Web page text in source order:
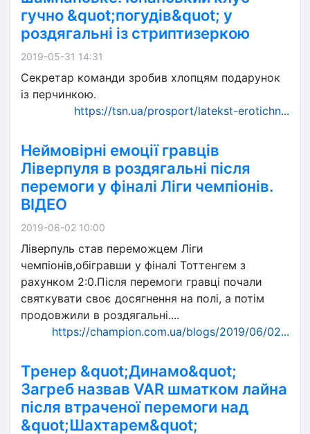
гучно &quot;погудів&quot; у
роздягальні із стриптизеркою
2019-05-31 14:31
Секретар команди зробив хлопцям подарунок
із перчинкою.
https://tsn.ua/prosport/latekst-erotichn...
Неймовірні емоції гравців
Ліверпуля в роздягальні після
перемоги у фіналі Ліги чемпіонів.
ВІДЕО
2019-06-02 10:00
Ліверпуль став переможцем Ліги
чемпіонів,обігравши у фіналі Тоттенгем з
рахунком 2:0.Після перемоги гравці почали
святкувати своє досягнення на полі, а потім
продовжили в роздягальні....
https://champion.com.ua/blogs/2019/06/02...
Тренер &quot;Динамо&quot;
Загреб назвав VAR шматком лайна
після втраченої перемоги над
&quot;Шахтарем&quot;